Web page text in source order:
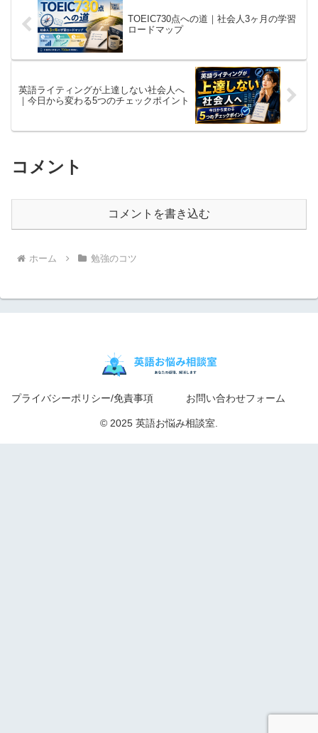
TOEIC730点への道｜社会人3ヶ月の学習
ロードマップ
英語ライティングが上達しない社会人へ
｜今日から変わる5つのチェックポイント
コメント
コメントを書き込む
ホーム 勉強のコツ
プライバシーポリシー/免責事項 お問い合わせフォーム
© 2025 英語お悩み相談室.